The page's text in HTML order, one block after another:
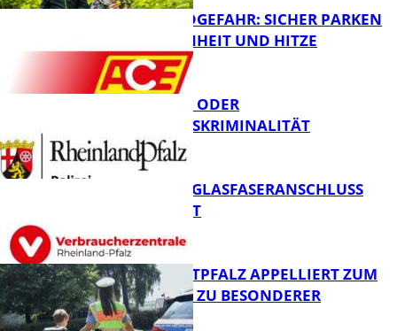
FB News
WALDBRANDGEFAHR: SICHER PARKEN
BEI TROCKENHEIT UND HITZE
Polizei
CYBERCRIME ODER
WIRTSCHAFTSKRIMINALITÄT
FB News
WARUM EIN GLASFASERANSCHLUSS
SINNVOLL IST
POLIZEI WESTPFALZ APPELLIERT ZUM
SCHULSTART ZU BESONDERER
VORSICHT